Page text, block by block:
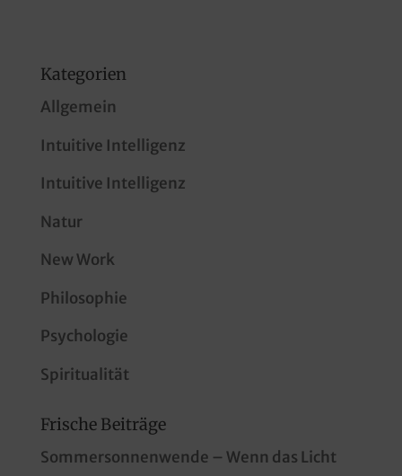
Kategorien
Allgemein
Intuitive Intelligenz
Intuitive Intelligenz
Natur
New Work
Philosophie
Psychologie
Spiritualität
Frische Beiträge
Sommersonnenwende – Wenn das Licht